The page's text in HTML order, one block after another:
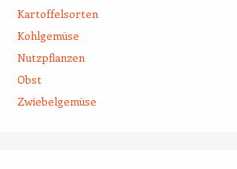
Kartoffelsorten
Kohlgemüse
Nutzpflanzen
Obst
Zwiebelgemüse